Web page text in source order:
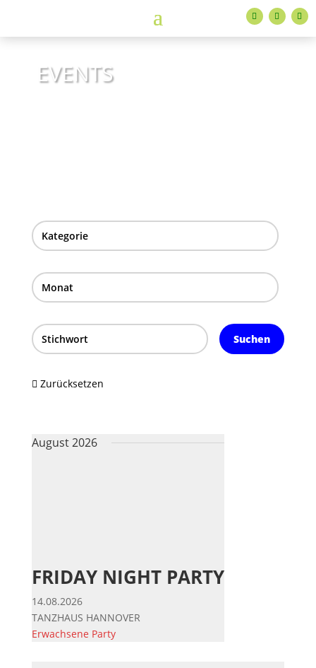
EVENTS
Kategorie
Monat
Suchen
Zurücksetzen
August 2026
FRIDAY NIGHT PARTY
14.08.2026
TANZHAUS HANNOVER
Erwachsene Party